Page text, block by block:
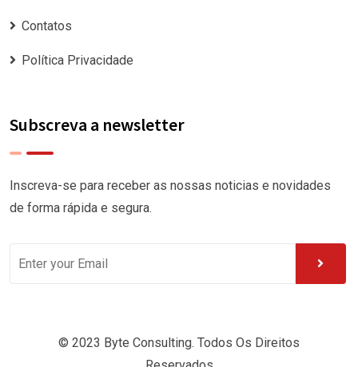
Contatos
Política Privacidade
Subscreva a newsletter
Inscreva-se para receber as nossas noticias e novidades
de forma rápida e segura.
© 2023 Byte Consulting. Todos Os Direitos